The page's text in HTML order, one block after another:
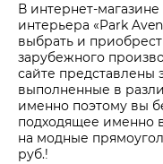
В интернет-
интерьера «Park
выбрать и
зарубежного
сайте представлены
выполненные в
именно поэтому вы
подходящее именно
на модные
руб.!